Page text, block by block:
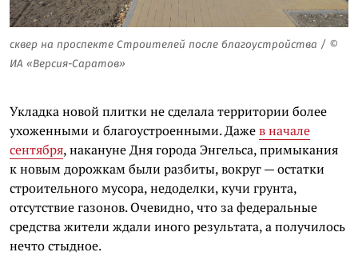
сквер на проспекте Строителей после благоустройства / ©
ИА «Версия-Саратов»
Укладка новой плитки не сделала территории более
ухоженными и благоустроенными. Дажев начале
сентября, накануне Дня города Энгельса, примыкания
к новым дорожкам были разбиты, вокруг — остатки
строительного мусора, недоделки, кучи грунта,
отсутствие газонов. Очевидно, что за федеральные
средства жители ждали иного результата, а получилось
нечто стыдное.